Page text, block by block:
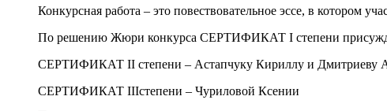
Конкурсная работа – это повествовательное эссе, в котором
По решению Жюри конкурса СЕРТИФИКАТ I степени
СЕРТИФИКАТ II степени – Астапчуку Кириллу и Дмитриеву
СЕРТИФИКАТ IIIстепени – Чуриловой Ксении